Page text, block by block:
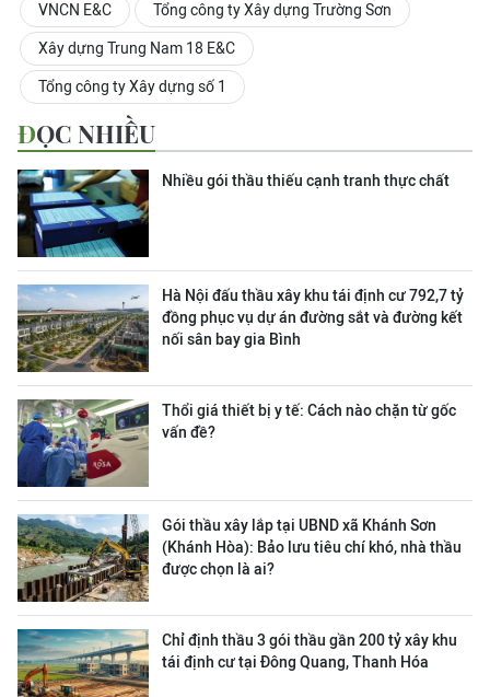
VNCN E&C Tổng công ty Xây dựng Trường Sơn
Xây dựng Trung Nam 18 E&C
Tổng công ty Xây dựng số 1
ĐỌC NHIỀU
Nhiều gói thầu thiếu cạnh tranh thực chất
Hà Nội đấu thầu xây khu tái định cư 792,7 tỷ
đồng phục vụ dự án đường sắt và đường kết
nối sân bay gia Bình
Thổi giá thiết bị y tế: Cách nào chặn từ gốc
vấn đề?
Gói thầu xây lắp tại UBND xã Khánh Sơn
(Khánh Hòa): Bảo lưu tiêu chí khó, nhà thầu
được chọn là ai?
Chỉ định thầu 3 gói thầu gần 200 tỷ xây khu
tái định cư tại Đông Quang, Thanh Hóa